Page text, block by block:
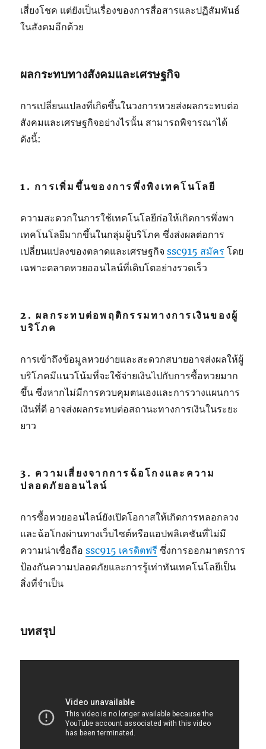
เสี่ยงโชค แต่ยังเป็นเรื่องของการสื่อสารและปฏิสัมพันธ์
ในสังคมอีกด้วย
ผลกระทบทางสังคมและเศรษฐกิจ
การเปลี่ยนแปลงที่เกิดขึ้นในวงการหวยส่งผลกระทบต่อ
สังคมและเศรษฐกิจอย่างไรนั้น สามารถพิจารณาได้
ดังนี้:
1. การเพิ่มขึ้นของการพึ่งพิงเทคโนโลยี
ความสะดวกในการใช้เทคโนโลยีก่อให้เกิดการพึ่งพา
เทคโนโลยีมากขึ้นในกลุ่มผู้บริโภค ซึ่งส่งผลต่อการ
เปลี่ยนแปลงของตลาดและเศรษฐกิจssc915 สมัคร โดย
เฉพาะตลาดหวยออนไลน์ที่เติบโตอย่างรวดเร็ว
2. ผลกระทบต่อพฤติกรรมทางการเงินของผู้
บริโภค
การเข้าถึงข้อมูลหวยง่ายและสะดวกสบายอาจส่งผลให้ผู้
บริโภคมีแนวโน้มที่จะใช้จ่ายเงินไปกับการซื้อหวยมาก
ขึ้น ซึ่งหากไม่มีการควบคุมตนเองและการวางแผนการ
เงินที่ดี อาจส่งผลกระทบต่อสถานะทางการเงินในระยะ
ยาว
3. ความเสี่ยงจากการฉ้อโกงและความ
ปลอดภัยออนไลน์
การซื้อหวยออนไลน์ยังเปิดโอกาสให้เกิดการหลอกลวง
และฉ้อโกงผ่านทางเว็บไซต์หรือแอปพลิเคชันที่ไม่มี
ความน่าเชื่อถือssc915 เครดิตฟรี ซึ่งการออกมาตรการ
ป้องกันความปลอดภัยและการรู้เท่าทันเทคโนโลยีเป็น
สิ่งที่จำเป็น
บทสรุป